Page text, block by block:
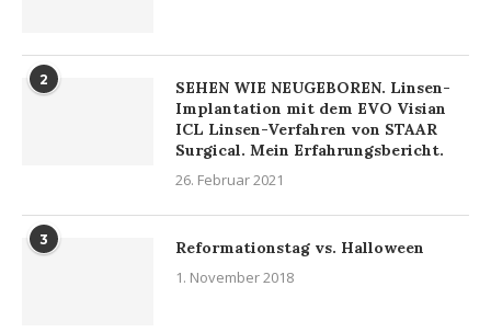
2
SEHEN WIE NEUGEBOREN. Linsen-
Implantation mit dem EVO Visian
ICL Linsen-Verfahren von STAAR
Surgical. Mein Erfahrungsbericht.
26. Februar 2021
3
Reformationstag vs. Halloween
1. November 2018